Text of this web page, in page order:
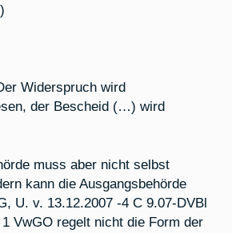
Widerspruch wird
der Bescheid (…) wird
muss aber nicht selbst
kann die Ausgangsbehörde
U. v. 13.12.2007 -4 C 9.07-DVBl
VwGO regelt nicht die Form der